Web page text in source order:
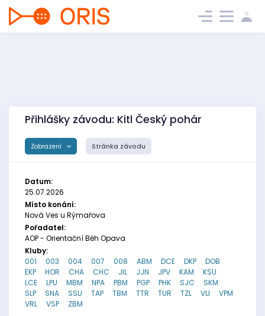
Přihlášky závodu: Kitl Český pohár
Zobrazení Stránka závodu
Datum:
25.07.2026
Místo konání:
Nová Ves u Rýmařova
Pořadatel:
AOP - Orientační Běh Opava
Kluby:
001
003 004 007 008 ABM DCE DKP
DOB
EKP
HOR CHA CHC JIL JJN JPV KAM
KSU
LCE
LPU MBM NPA PBM PGP PHK SJC
SKM
SLP
SNA SSU TAP TBM TTR TUR TZL VLI
VPM
VRL
VSP ZBM